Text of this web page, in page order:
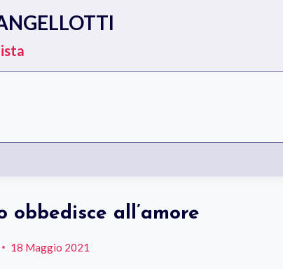
obbedisce all’amore
18 Maggio 2021